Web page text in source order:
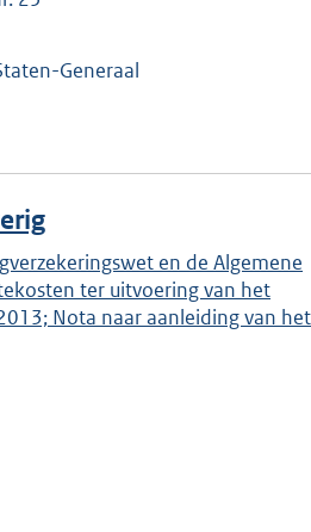
Generaal
en de Algemene
ter uitvoering van het
Nota naar aanleiding van het